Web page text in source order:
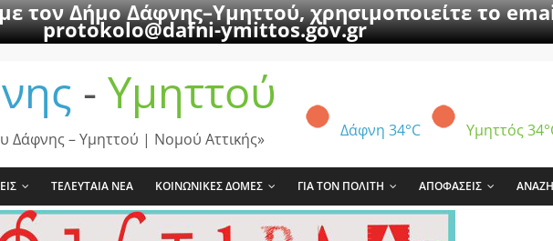
τον Δήμο Δάφνης–Υμηττού, χρησιμοποιείτε το
protokolo@dafni-ymittos.gov.gr
- Υμηττού
Δάφνη 34°C Υμηττός
Δάφνης – Υμηττού | Νομού Αττικής»
ΤΕΛΕΥΤΑΙΑ ΝΕΑ ΚΟΙΝΩΝΙΚΕΣ ΔΟΜΕΣ ΓΙΑ ΤΟΝ ΠΟΛΙΤΗ ΑΠΟΦΑΣΕΙΣ